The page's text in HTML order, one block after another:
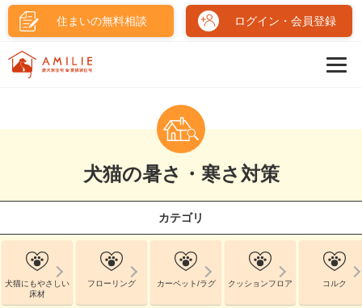
住まいの無料相談 ログイン・会員登録
犬猫の暑さ・寒さ対策
カテゴリ
犬猫にもやさしい
床材
フローリング カーペット/ラグ クッションフロア コルク